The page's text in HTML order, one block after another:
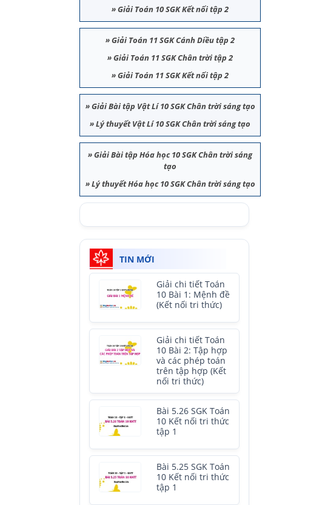
»Giải Toán 10 SGK Kết nối tập 2
»Giải Toán 11 SGK Cánh Diều tập 2
»Giải Toán 11 SGK Chân trời tập 2
»Giải Toán 11 SGK Kết nối tập 2
»Giải Bài tập Vật Lí 10 SGK Chân trời sáng tạo
»Lý thuyết Vật Lí 10 SGK Chân trời sáng tạo
»Giải Bài tập Hóa học 10 SGK Chân trời sáng
tạo
»Lý thuyết Hóa học 10 SGK Chân trời sáng tạo
TIN MỚI
Giải chi tiết Toán
10 Bài 1: Mệnh đề
(Kết nối tri thức)
Giải chi tiết Toán
10 Bài 2: Tập hợp
và các phép toán
trên tập hợp (Kết
nối tri thức)
Bài 5.26 SGK Toán
10 Kết nối tri thức
tập 1
Bài 5.25 SGK Toán
10 Kết nối tri thức
tập 1